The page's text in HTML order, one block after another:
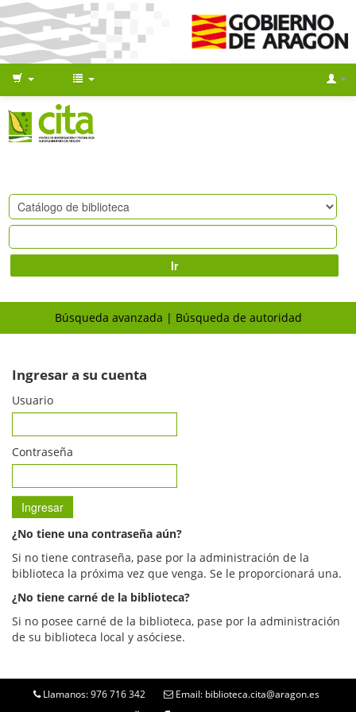
Ir
Búsqueda avanzada Búsqueda de autoridad
Ingresar a su cuenta
Usuario
Contraseña
¿No tiene una contraseña aún?
Si no tiene contraseña, pase por la administración de la
biblioteca la próxima vez que venga. Se le proporcionará una.
¿No tiene carné de la biblioteca?
Si no posee carné de la biblioteca, pase por la administración
de su biblioteca local y asóciese.
Llamanos: 976 716 342 Email: biblioteca.cita@aragon.es